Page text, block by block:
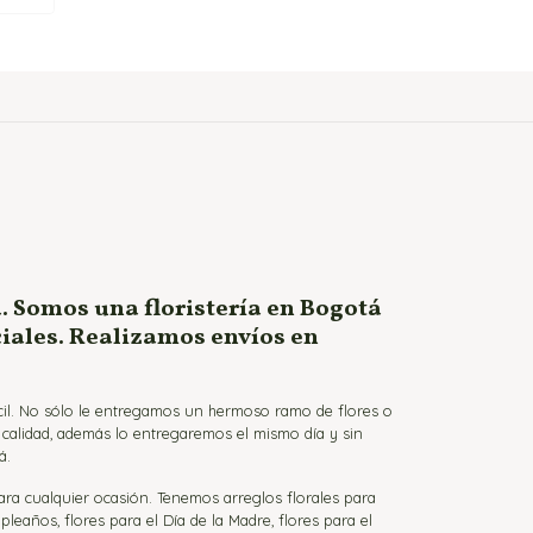
una floristería en Bogotá
Realizamos envíos en
No sólo le entregamos un hermoso ramo de flores o
además lo entregaremos el mismo día y sin
cualquier ocasión. Tenemos arreglos florales para
flores para el Día de la Madre, flores para el